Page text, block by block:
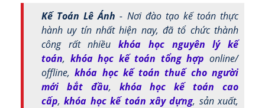
Kế Toán Lê Ánh - Nơi đào tạo kế toán thực
hành uy tín nhất hiện nay, đã tổ chức thành
công rất nhiềukhóa học nguyên lý kế
toán, khóa học kế toán tổng hợp online/
offline,khóa học kế toán thuế cho người
mới bắt đầu, khóa học kế toán cao
cấp,khóa học kế toán xây dựng, sản xuất,